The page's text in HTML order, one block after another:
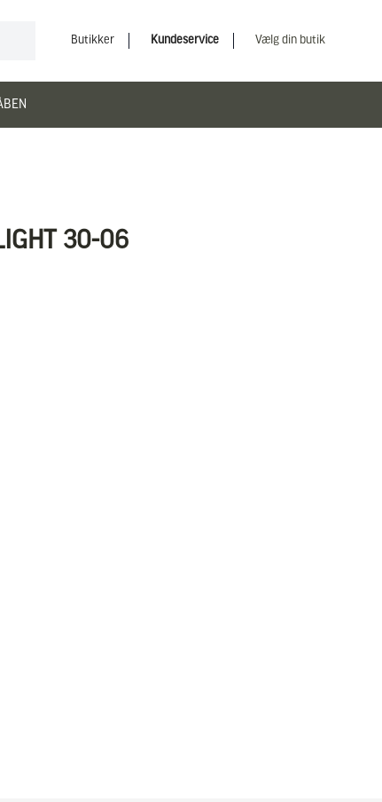
Butikker Kundeservice Vælg din butik
30-06